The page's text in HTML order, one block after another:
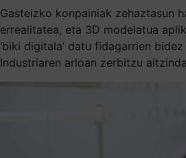
Gasteizko konpainiak zehaztasun
errealitatea, eta 3D modelatua
‘biki digitala’ datu fidagarrien
Industriaren arloan zerbitzu